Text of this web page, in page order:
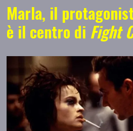
Marla, il
è il centro di Fight